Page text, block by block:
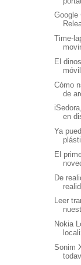
Google
Time-
El
Cómo
de
en
Ya
El
De
Leer
Nokia
Sonim